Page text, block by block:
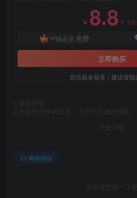
￥ 8.8￥
中级会员 免费
立即购买
您当前未登录！建议登
版权声明
文章版权归作者所有，未经允许请勿转载。
THE END
网创项目
喜欢就支持一下吧